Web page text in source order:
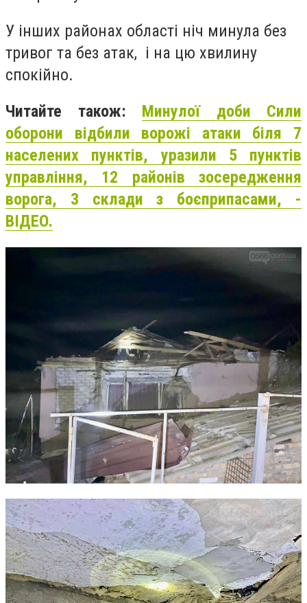
У інших районах області ніч минула без
тривог та без атак, і на цю хвилину
спокійно.
Читайте також: Минулої доби Сили
оборони відбили ворожі атаки біля 7
населених пунктів, уразили 5 пунктів
управління, 12 районів зосередження
ворога, 3 склади з боєприпасами, -
ВІДЕО.